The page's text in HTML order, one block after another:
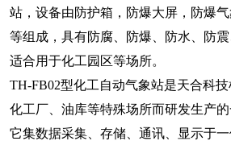
站，设备由防护箱，防爆大屏，防爆
等组成，具有防腐、防爆、防水、防
适合用于化工园区等场所。
TH-FB02型化工自动气象站是天合科
化工厂、油库等特殊场所而研发生产的
它集数据采集、存储、通讯、显示于